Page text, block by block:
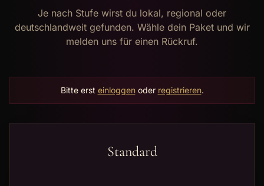
Je nach Stufe wirst du lokal, regional oder
deutschlandweit gefunden. Wähle dein Paket und wir
melden uns für einen Rückruf.
Bitte erst einloggenoder registrieren.
Standard